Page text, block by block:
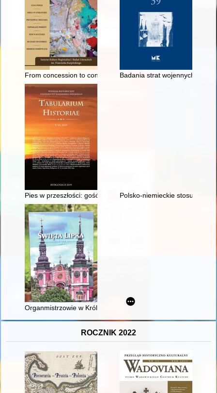
From concession to contention : the controversies around
Badania strat wojennych w
Pies w przeszłości: gość czy parias, czyli o „resztkach z
Polsko-niemieckie stosunki w
Organmistrzowie w Królewcu a tabliczka znamionowa
ROCZNIK 2022